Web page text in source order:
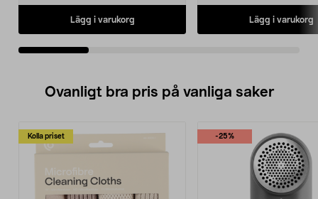
Lägg i varukorg Lägg i varukorg
Ovanligt bra pris på vanliga saker
Kolla priset -25%